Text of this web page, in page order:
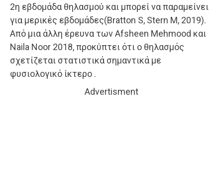
2η εβδομάδα θηλασμού και μπορεί να παραμείνει
για μερικές εβδομάδες(Bratton S, Stern M, 2019).
Από μια άλλη έρευνα των Αfsheen Mehmood και
Naila Noor 2018, προκύπτει ότι ο θηλασμός
σχετίζεται στατιστικά σημαντικά με
φυσιολογικό ίκτερο .
Advertisment